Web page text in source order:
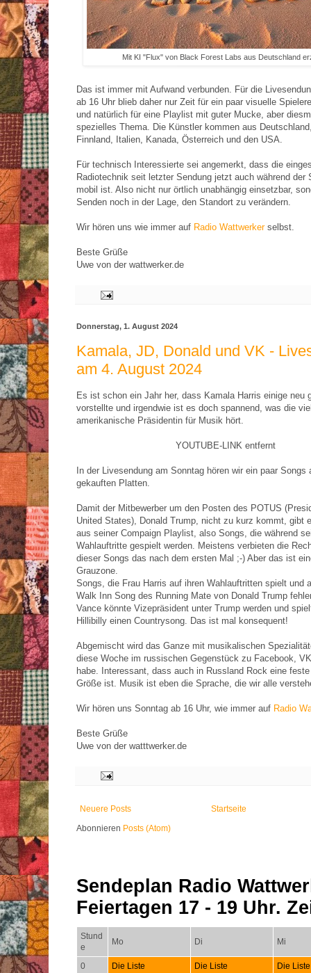
Mit KI "Flux" von Black Forest Labs aus Deutschland
Das ist immer mit Aufwand verbunden. Für die
ab 16 Uhr blieb daher nur Zeit für ein paar visuelle
und natürlich für eine Playlist mit guter Mucke, aber
spezielles Thema. Die Künstler kommen aus
Finnland, Italien, Kanada, Österreich und den USA.
Für technisch Interessierte sei angemerkt, dass die
Radiotechnik seit letzter Sendung jetzt auch während der
mobil ist. Also nicht nur örtlich unabhängig einsetzbar,
Senden noch in der Lage, den Standort zu verändern.
Wir hören uns wie immer auf Radio Wattwerkerselbst.
Beste Grüße
Uwe von der wattwerker.de
Donnerstag, 1. August 2024
Kamala, JD, Donald und VK -
am 4. August 2024
Es ist schon ein Jahr her, dass Kamala Harris einige neu
vorstellte und irgendwie ist es doch spannend, was die
amerikanische Präsidentin für Musik hört.
YOUTUBE-LINK entfernt
In der Livesendung am Sonntag hören wir ein paar Songs
gekauften Platten.
Damit der Mitbewerber um den Posten des POTUS
United States), Donald Trump, nicht zu kurz kommt, gibt
aus seiner Compaign Playlist, also Songs, die während
Wahlauftritte gespielt werden. Meistens verbieten die
dieser Songs das nach dem ersten Mal ;-) Aber das ist
Grauzone.
Songs, die Frau Harris auf ihren Wahlauftritten spielt und
Walk Inn Song des Running Mate von Donald Trump
Vance könnte Vizepräsident unter Trump werden und
Hillibilly einen Countrysong. Das ist mal konsequent!
Abgemischt wird das Ganze mit musikalischen
diese Woche im russischen Gegenstück zu Facebook,
habe. Interessant, dass auch in Russland Rock eine
Größe ist. Musik ist eben die Sprache, die wir alle
Wir hören uns Sonntag ab 16 Uhr, wie immer auf Radio
Beste Grüße
Uwe von der watttwerker.de
Neuere Posts
Startseite
Abonnieren Posts (Atom)
Sendeplan Radio
Feiertagen 17 - 19 Uhr.
Stund
e
Mo Di Mi
0 Die Liste Die Liste
Die Liste